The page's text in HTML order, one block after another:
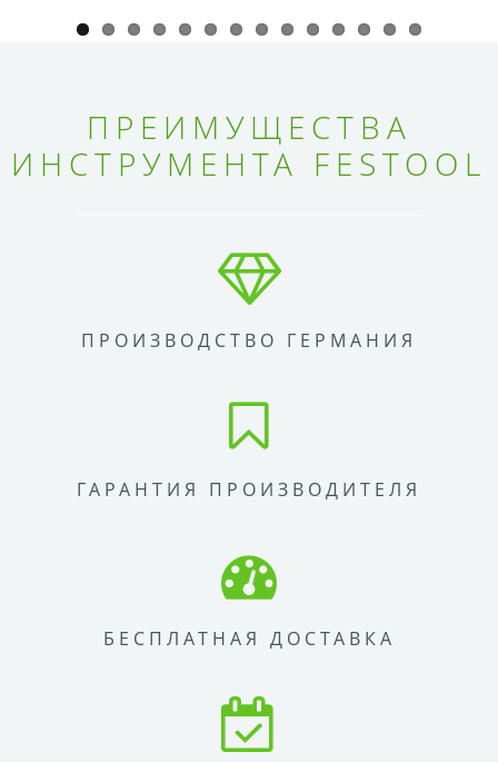
ПРЕИМУЩЕСТВА
ИНСТРУМЕНТА FESTOOL
ПРОИЗВОДСТВО ГЕРМАНИЯ
ГАРАНТИЯ ПРОИЗВОДИТЕЛЯ
БЕСПЛАТНАЯ ДОСТАВКА